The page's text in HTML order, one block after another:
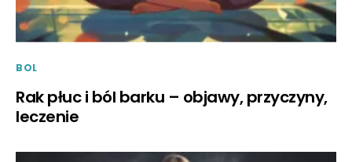
BOL
Rak płuc i ból barku – objawy, przyczyny,
leczenie